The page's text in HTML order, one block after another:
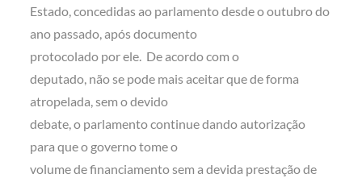
Estado, concedidas ao parlamento desde o outubro do
ano passado, após documento
protocolado por ele. De acordo com o
deputado, não se pode mais aceitar que de forma
atropelada, sem o devido
debate, o parlamento continue dando autorização
para que o governo tome o
volume de financiamento sem a devida prestação de